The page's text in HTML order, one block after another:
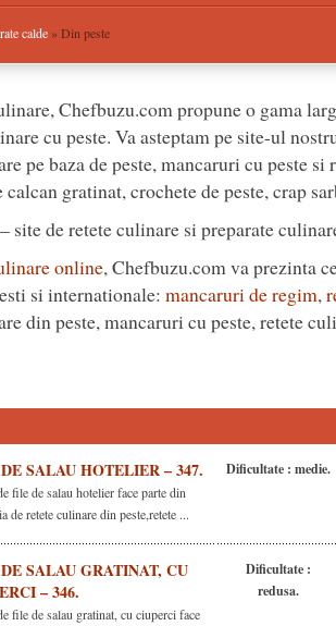
calde» Din peste
Chefbuzu.com propune o gama
cu peste. Va asteptam pe site-ul
pe baza de peste, mancaruri cu peste si
gratinat, crochete de peste, crap
site de retete culinare si preparate
online, Chefbuzu.com va prezinta
si internationale: mancaruri de regim,
din peste, mancaruri cu peste, retete
SALAU HOTELIER – 347.
file de salau hotelier face parte din
de retete culinare din peste,retete ...
Dificultate : medie.
SALAU GRATINAT, CU
– 346.
file de salau gratinat, cu ciuperci face
Dificultate :
redusa.